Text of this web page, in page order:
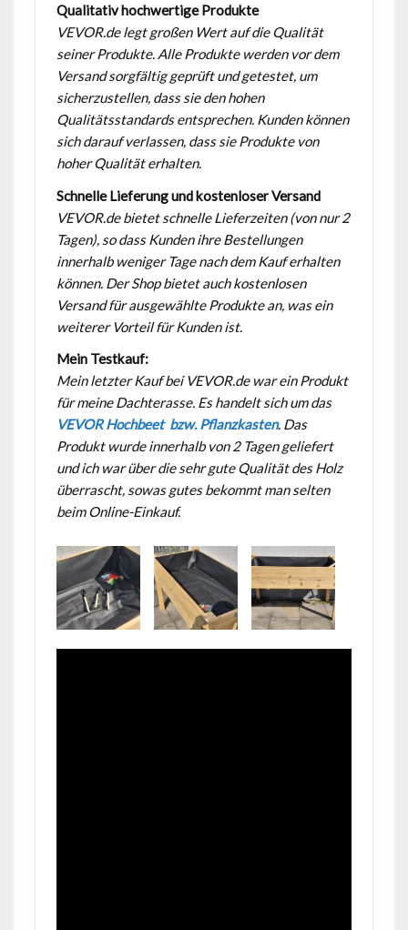
Qualitativ hochwertige Produkte
VEVOR.de legt großen Wert auf die Qualität
seiner Produkte. Alle Produkte werden vor dem
Versand sorgfältig geprüft und getestet, um
sicherzustellen, dass sie den hohen
Qualitätsstandards entsprechen. Kunden können
sich darauf verlassen, dass sie Produkte von
hoher Qualität erhalten.
Schnelle Lieferung und kostenloser Versand
VEVOR.de bietet schnelle Lieferzeiten (von nur 2
Tagen), so dass Kunden ihre Bestellungen
innerhalb weniger Tage nach dem Kauf erhalten
können. Der Shop bietet auch kostenlosen
Versand für ausgewählte Produkte an, was ein
weiterer Vorteil für Kunden ist.
Mein Testkauf:
Mein letzter Kauf bei VEVOR.de war ein Produkt
für meine Dachterasse. Es handelt sich um das
VEVOR Hochbeet bzw. Pflanzkasten. Das
Produkt wurde innerhalb von 2 Tagen geliefert
und ich war über die sehr gute Qualität des Holz
überrascht, sowas gutes bekommt man selten
beim Online-Einkauf.